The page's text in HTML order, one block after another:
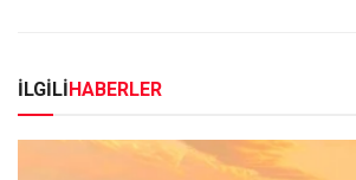
İLGİLİ HABERLER